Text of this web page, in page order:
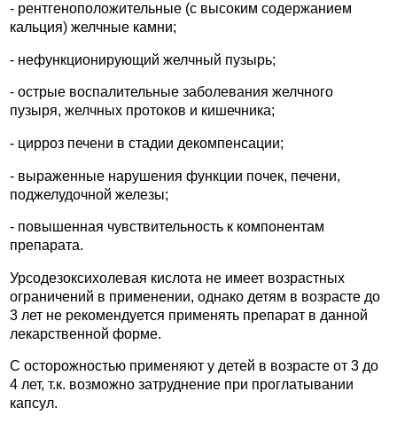
- рентгеноположительные (с высоким содержанием
кальция) желчные камни;
- нефункционирующий желчный пузырь;
- острые воспалительные заболевания желчного
пузыря, желчных протоков и кишечника;
- цирроз печени в стадии декомпенсации;
- выраженные нарушения функции почек, печени,
поджелудочной железы;
- повышенная чувствительность к компонентам
препарата.
Урсодезоксихолевая кислота не имеет возрастных
ограничений в применении, однако детям в возрасте до
3 лет не рекомендуется применять препарат в данной
лекарственной форме.
С осторожностью применяют у детей в возрасте от 3 до
4 лет, т.к. возможно затруднение при проглатывании
капсул.